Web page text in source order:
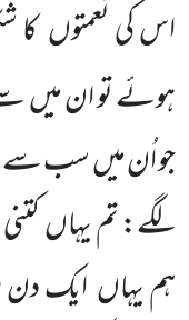
اس کینعمتوںکا
ہوئے تو ان میں
جو اُن میںسبسے
لگے: تم یہاں
ہم یہاںایک